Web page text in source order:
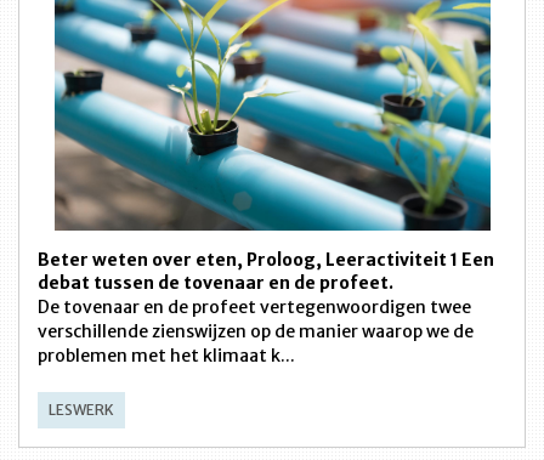
Beter weten over eten, Proloog, Leeractiviteit 1 Een
debat tussen de tovenaar en de profeet.
De tovenaar en de profeet vertegenwoordigen twee
verschillende zienswijzen op de manier waarop we de
problemen met het klimaat k...
LESWERK